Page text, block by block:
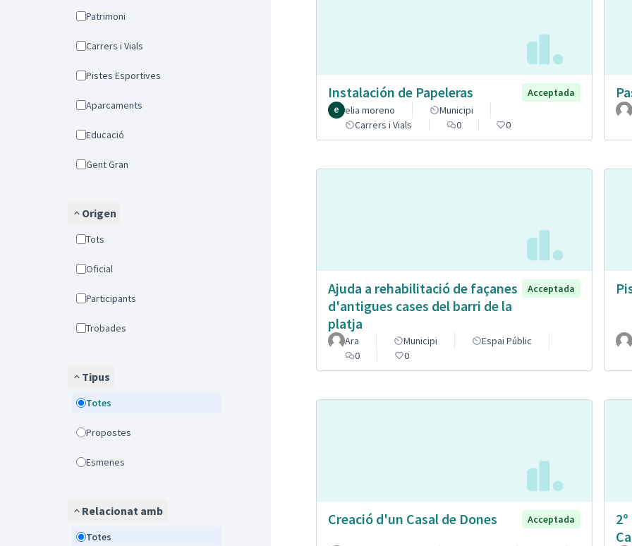
Patrimoni
Carrers i Vials
Pistes Esportives
Aparcaments
Educació
Gent Gran
Origen
Tots
Oficial
Participants
Trobades
Tipus
Totes
Propostes
Esmenes
Relacionat amb
Totes
Instalación de Papeleras
Acceptada
elia moreno
Municipi
Carrers i Vials
0 0
Ajuda a rehabilitació de façanes
d'antigues cases del barri de la
platja
Acceptada
Ara Municipi
Espai Públic
0
0
Creació d'un Casal de Dones Acceptada